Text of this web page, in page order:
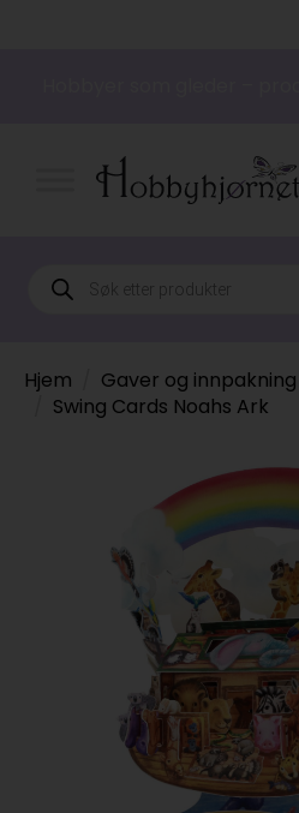
Products
search
Hjem Gaver og innpakning
Swing Cards Noahs Ark